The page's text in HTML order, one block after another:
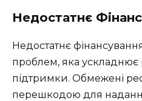
Недостатнє
Недостатнє
проблем, яка ускладнює
підтримки. Обмежені
перешкодою для надання